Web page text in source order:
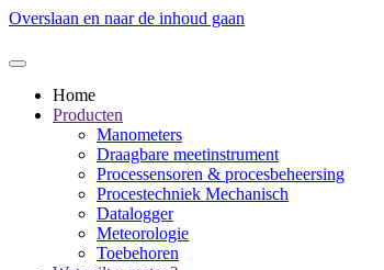
Overslaan en naar de inhoud gaan
Home
Producten
Manometers
Draagbare meetinstrument
Processensoren & procesbeheersing
Procestechniek Mechanisch
Datalogger
Meteorologie
Toebehoren